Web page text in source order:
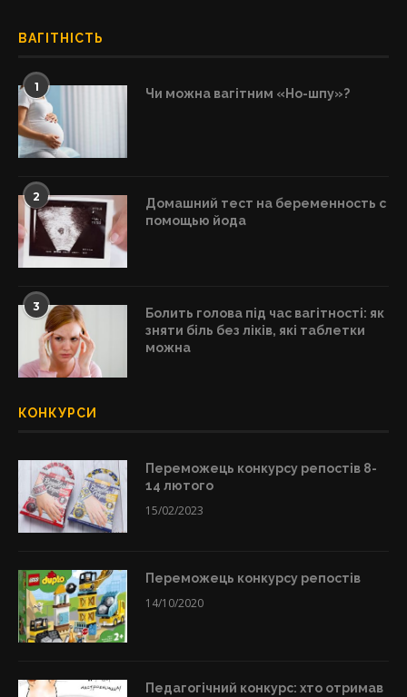
ВАГІТНІСТЬ
1 Чи можна вагітним «Но-шпу»?
2
Домашний тест на беременность с
помощью йода
3
Болить голова під час вагітності: як
зняти біль без ліків, які таблетки
можна
КОНКУРСИ
Переможець конкурсу репостів 8-
14 лютого
15/02/2023
Переможець конкурсу репостів
14/10/2020
Педагогічний конкурс: хто отримав